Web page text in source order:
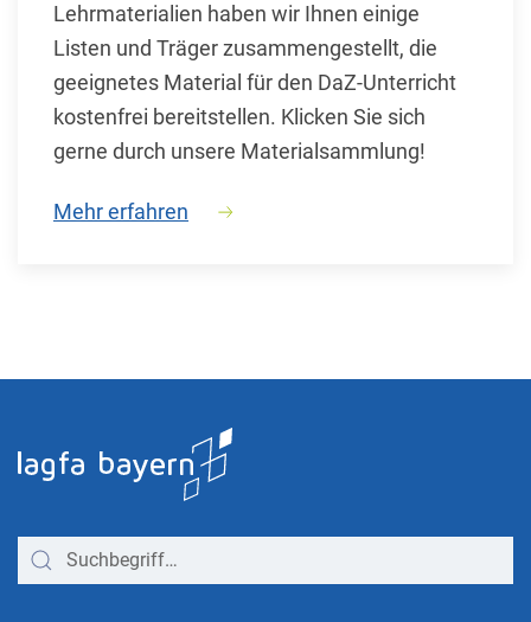
Lehrmaterialien haben wir Ihnen einige
Listen und Träger zusammengestellt, die
geeignetes Material für den DaZ-Unterricht
kostenfrei bereitstellen. Klicken Sie sich
gerne durch unsere Materialsammlung!
Mehr erfahren